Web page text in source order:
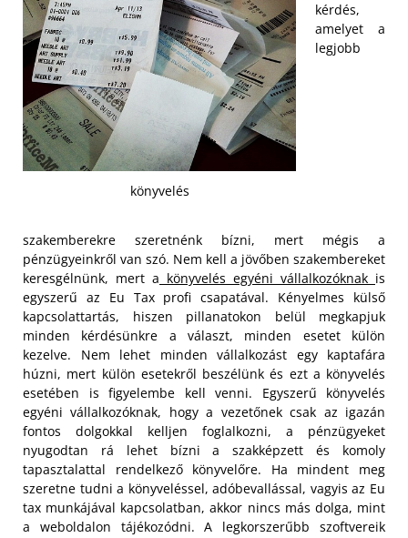
könyvelés
kérdés,
amelyet a
legjobb
szakemberekre szeretnénk bízni, mert mégis a
pénzügyeinkről van szó. Nem kell a jövőben szakembereket
keresgélnünk, mert a könyvelés egyéni vállalkozóknak is
egyszerű az Eu Tax profi csapatával. Kényelmes külső
kapcsolattartás, hiszen pillanatokon belül megkapjuk
minden kérdésünkre a választ, minden esetet külön
kezelve. Nem lehet minden vállalkozást egy kaptafára
húzni, mert külön esetekről beszélünk és ezt a könyvelés
esetében is figyelembe kell venni. Egyszerű könyvelés
egyéni vállalkozóknak, hogy a vezetőnek csak az igazán
fontos dolgokkal kelljen foglalkozni, a pénzügyeket
nyugodtan rá lehet bízni a szakképzett és komoly
tapasztalattal rendelkező könyvelőre. Ha mindent meg
szeretne tudni a könyveléssel, adóbevallással, vagyis az Eu
tax munkájával kapcsolatban, akkor nincs más dolga, mint
a weboldalon tájékozódni. A legkorszerűbb szoftvereik